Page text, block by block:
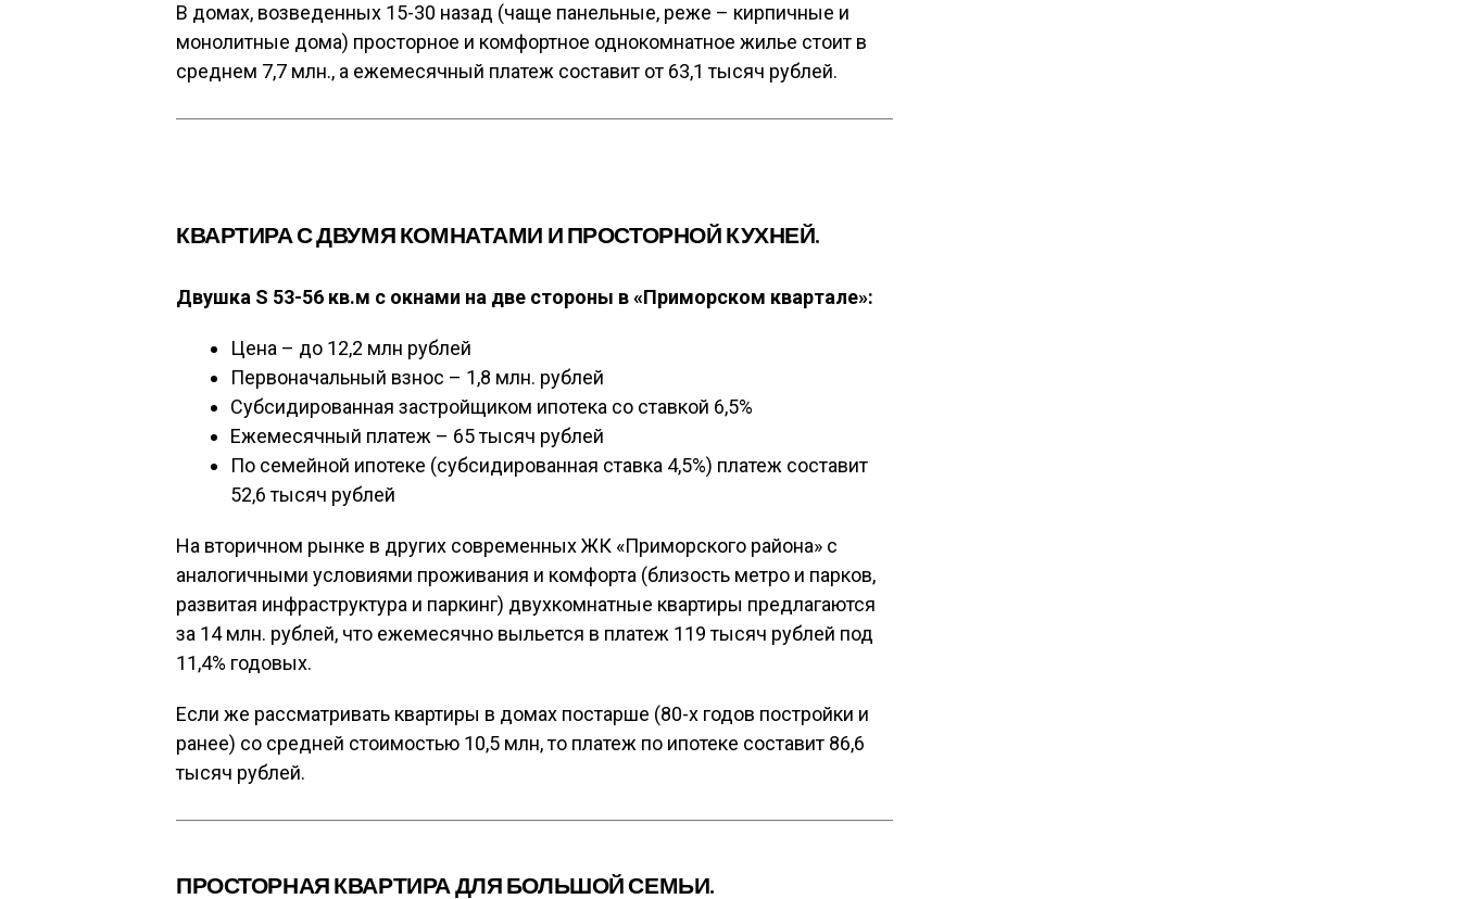
В домах, возведенных 15-30 назад (чаще панельные, реже – кирпичные и
монолитные дома) просторное и комфортное однокомнатное жилье стоит в
среднем 7,7 млн., а ежемесячный платеж составит от 63,1 тысяч рублей.
КВАРТИРА С ДВУМЯ КОМНАТАМИ И ПРОСТОРНОЙ КУХНЕЙ.
Двушка S 53-56 кв.м с окнами на две стороны в «Приморском квартале»:
Цена – до 12,2 млн рублей
Первоначальный взнос – 1,8 млн. рублей
Субсидированная застройщиком ипотека со ставкой 6,5%
Ежемесячный платеж – 65 тысяч рублей
По семейной ипотеке (субсидированная ставка 4,5%) платеж составит
52,6 тысяч рублей
На вторичном рынке в других современных ЖК «Приморского района» с
аналогичными условиями проживания и комфорта (близость метро и парков,
развитая инфраструктура и паркинг) двухкомнатные квартиры предлагаются
за 14 млн. рублей, что ежемесячно выльется в платеж 119 тысяч рублей под
11,4% годовых.
Если же рассматривать квартиры в домах постарше (80-х годов постройки и
ранее) со средней стоимостью 10,5 млн, то платеж по ипотеке составит 86,6
тысяч рублей.
ПРОСТОРНАЯ КВАРТИРА ДЛЯ БОЛЬШОЙ СЕМЬИ.